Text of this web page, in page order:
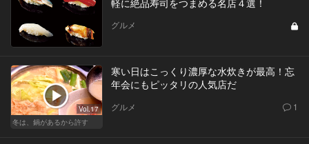
グルメ
Vol.17
冬は、鍋があるから許す
寒い日はこっくり濃厚な水炊きが最高！忘
年会にもピッタリの人気店だ
グルメ 1